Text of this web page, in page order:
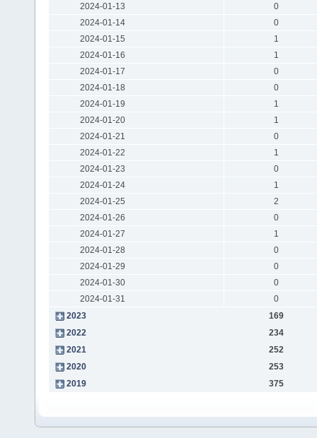
2024-01-13
0
2024-01-14
0
2024-01-15
1
2024-01-16
1
2024-01-17
0
2024-01-18
0
2024-01-19
1
2024-01-20
1
2024-01-21
0
2024-01-22
1
2024-01-23
0
2024-01-24
1
2024-01-25
2
2024-01-26
0
2024-01-27
1
2024-01-28
0
2024-01-29
0
2024-01-30
0
2024-01-31
0
2023
169
2022
234
2021
252
2020
253
2019
375